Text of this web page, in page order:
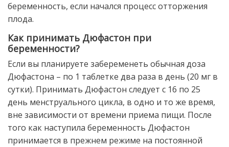
беременность, если начался процесс отторжения
плода.
Как принимать Дюфастон при
беременности?
Если вы планируете забеременеть обычная доза
Дюфастона – по 1 таблетке два раза в день (20 мг в
сутки). Принимать Дюфастон следует с 16 по 25
день менструального цикла, в одно и то же время,
вне зависимости от времени приема пищи. После
того как наступила беременность Дюфастон
принимается в прежнем режиме на постоянной